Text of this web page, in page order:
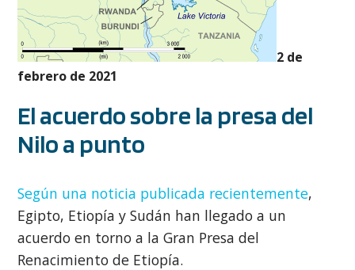
2 de
febrero de 2021
El acuerdo sobre la presa del
Nilo a punto
Según una noticia publicada recientemente,
Egipto, Etiopía y Sudán han llegado a un
acuerdo en torno a la Gran Presa del
Renacimiento de Etiopía.